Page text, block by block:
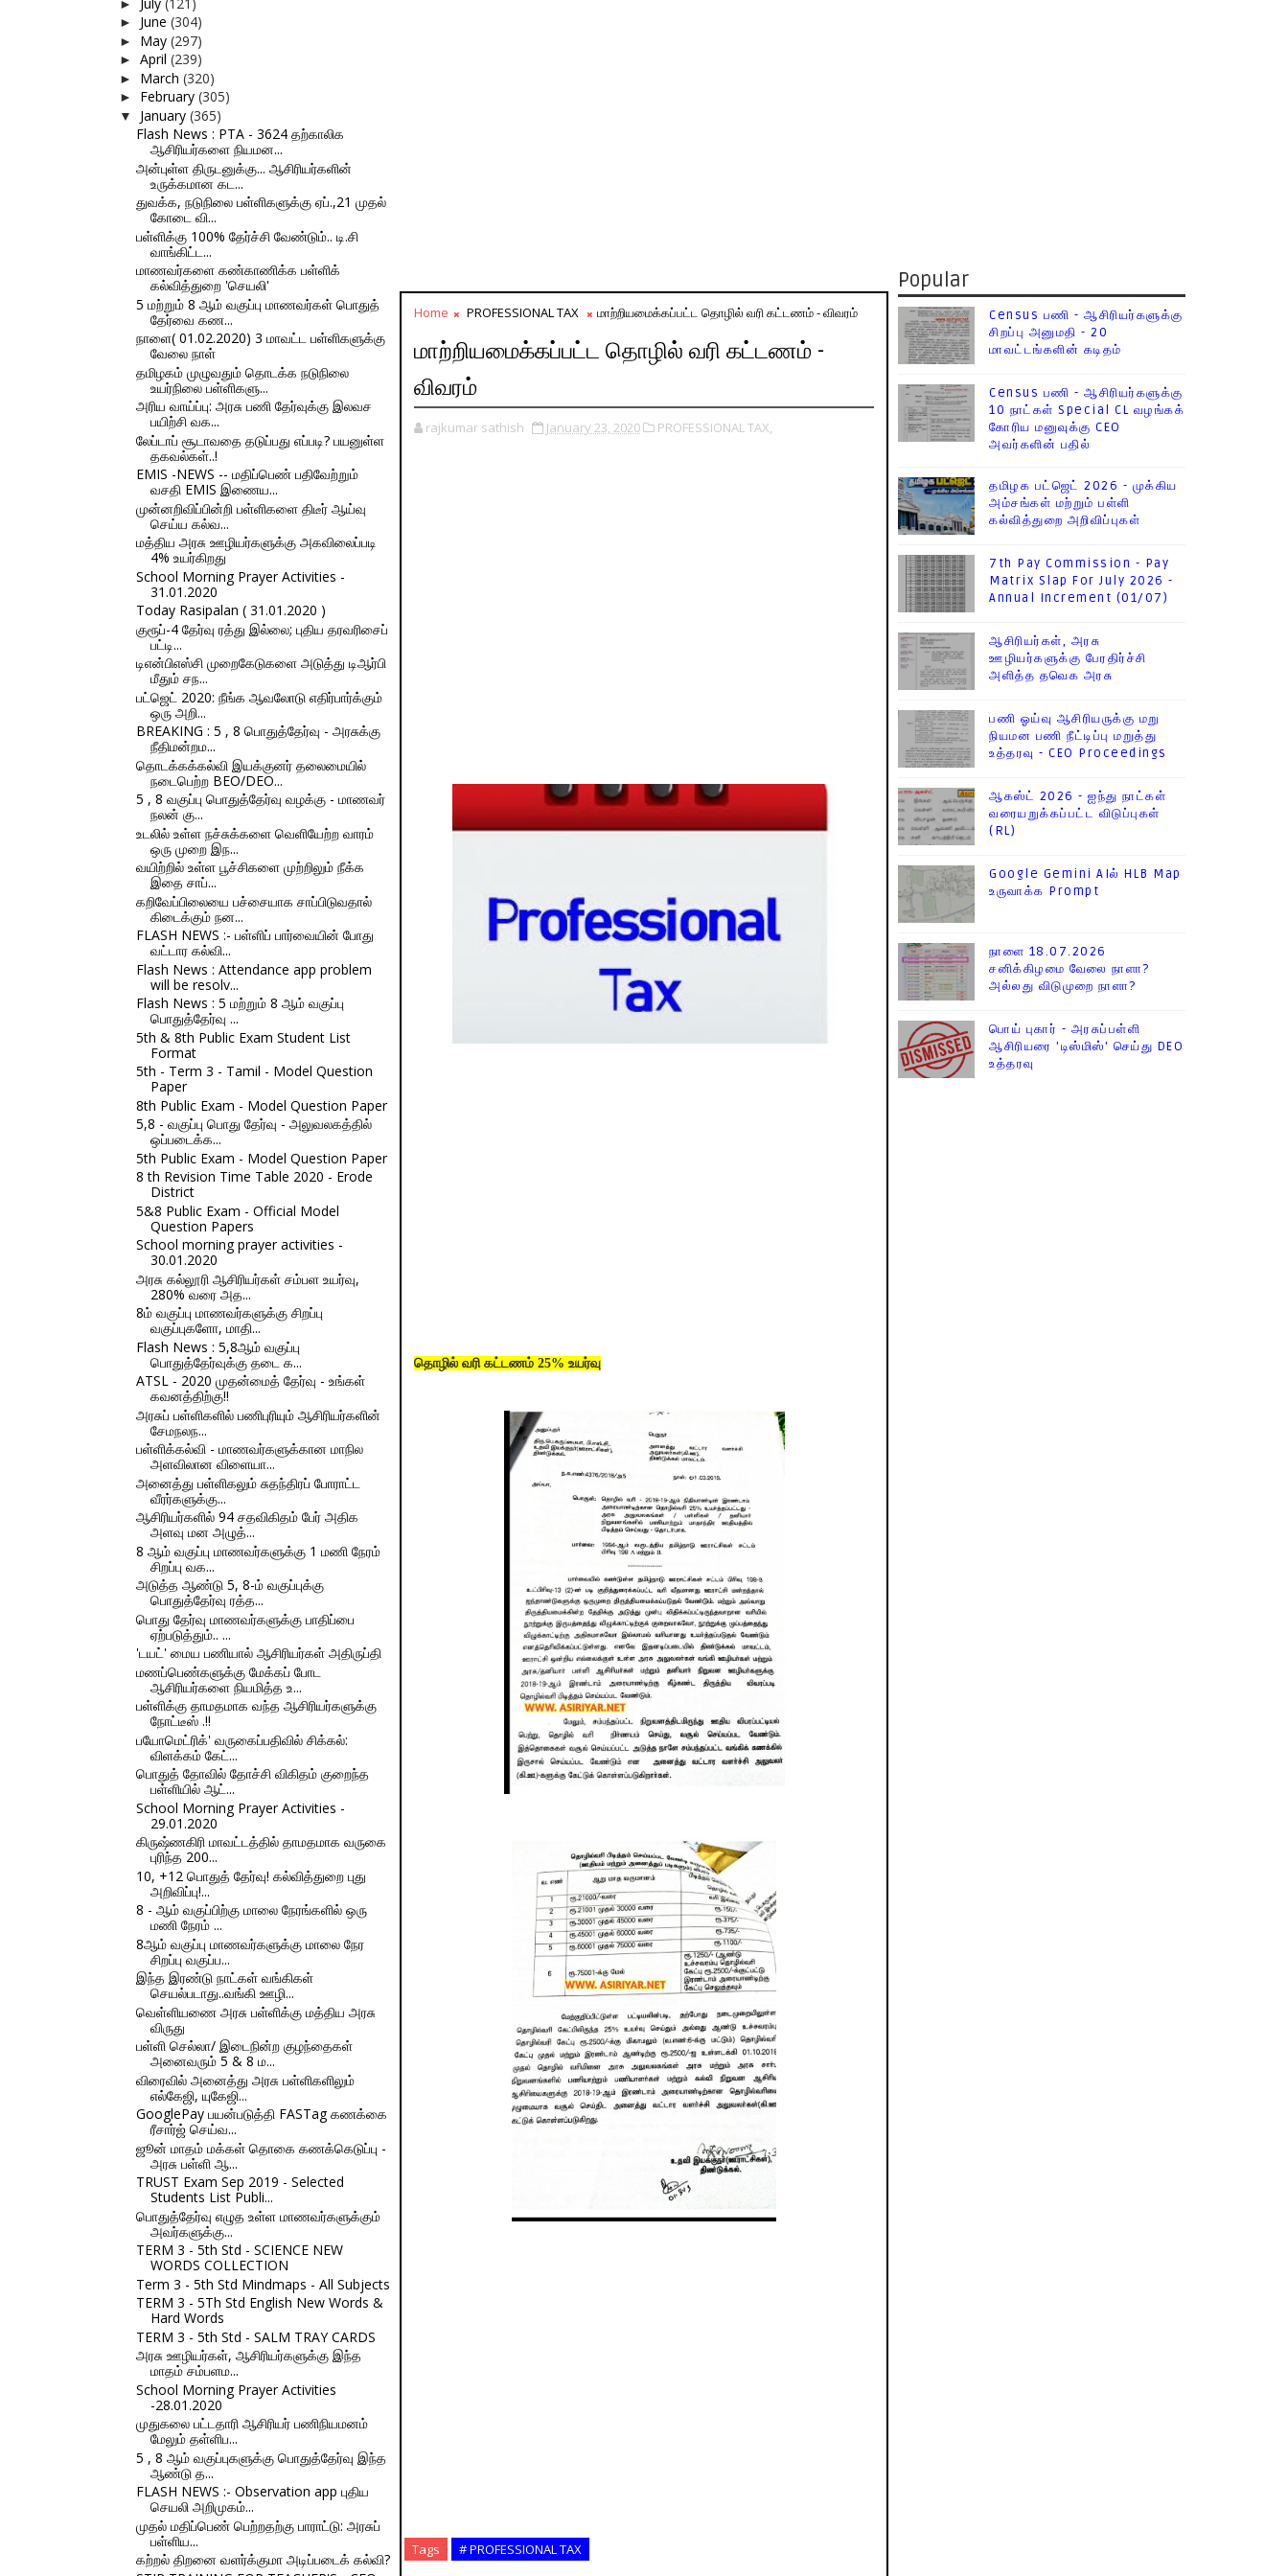
►
► June (304)
► May (297)
► April (239)
► March (320)
► February (305)
▼ January (365)
Flash News : PTA - 3624 தற்காலிக
ஆசிரியர்களை நியமன...
அன்புள்ள திருடனுக்கு... ஆசிரியர்களின்
உருக்கமான கட...
துவக்க, நடுநிலை பள்ளிகளுக்கு ஏப்.,21 முதல்
கோடை வி...
பள்ளிக்கு 100% தேர்ச்சி வேண்டும்.. டி.சி
வாங்கிட்ட...
மாணவர்களை கண்காணிக்க பள்ளிக்
கல்வித்துறை 'செயலி'
5 மற்றும் 8 ஆம் வகுப்பு மாணவர்கள் பொதுத்
தேர்வை கண...
நாளை( 01.02.2020) 3 மாவட்ட பள்ளிகளுக்கு
வேலை நாள்
தமிழகம் முழுவதும் தொடக்க நடுநிலை
உயர்நிலை பள்ளிகளு...
அரிய வாய்ப்பு: அரசு பணி தேர்வுக்கு இலவச
பயிற்சி வக...
லேப்டாப் சூடாவதை தடுப்பது எப்படி? பயனுள்ள
தகவல்கள்..!
EMIS -NEWS -- மதிப்பெண் பதிவேற்றும்
வசதி EMIS இணைய...
முன்னறிவிப்பின்றி பள்ளிகளை திடீர் ஆய்வு
செய்ய கல்வ...
மத்திய அரசு ஊழியர்களுக்கு அகவிலைப்படி
4% உயர்கிறது
School Morning Prayer Activities -
31.01.2020
Today Rasipalan ( 31.01.2020 )
குரூப்-4 தேர்வு ரத்து இல்லை; புதிய தரவரிசைப்
பட்டி...
டிஎன்பிஎஸ்சி முறைகேடுகளை அடுத்து டிஆர்பி
மீதும் சந...
பட்ஜெட் 2020: நீங்க ஆவலோடு எதிர்பார்க்கும்
ஒரு அறி...
BREAKING : 5 , 8 பொதுத்தேர்வு - அரசுக்கு
நீதிமன்றம...
தொடக்கக்கல்வி இயக்குனர் தலைமையில்
நடைபெற்ற BEO/DEO...
5 , 8 வகுப்பு பொதுத்தேர்வு வழக்கு - மாணவர்
நலன் கு...
உடலில் உள்ள நச்சுக்களை வெளியேற்ற வாரம்
ஒரு முறை இந...
வயிற்றில் உள்ள பூச்சிகளை முற்றிலும் நீக்க
இதை சாப்...
கறிவேப்பிலையை பச்சையாக சாப்பிடுவதால்
கிடைக்கும் நன...
FLASH NEWS :- பள்ளிப் பார்வையின் போது
வட்டார கல்வி...
Flash News : Attendance app problem
will be resolv...
Flash News : 5 மற்றும் 8 ஆம் வகுப்பு
பொதுத்தேர்வு ...
5th & 8th Public Exam Student List
Format
5th - Term 3 - Tamil - Model Question
Paper
8th Public Exam - Model Question Paper
5,8 - வகுப்பு பொது தேர்வு - அலுவலகத்தில்
ஒப்படைக்க...
5th Public Exam - Model Question Paper
8 th Revision Time Table 2020 - Erode
District
5&8 Public Exam - Official Model
Question Papers
School morning prayer activities -
30.01.2020
அரசு கல்லூரி ஆசிரியர்கள் சம்பள உயர்வு,
280% வரை அத...
8ம் வகுப்பு மாணவர்களுக்கு சிறப்பு
வகுப்புகளோ, மாதி...
Flash News : 5,8ஆம் வகுப்பு
பொதுத்தேர்வுக்கு தடை க...
ATSL - 2020 முதன்மைத் தேர்வு - உங்கள்
கவனத்திற்கு!!
அரசுப் பள்ளிகளில் பணிபுரியும் ஆசிரியர்களின்
சேமநலந...
பள்ளிக்கல்வி - மாணவர்களுக்கான மாநில
அளவிலான விளையா...
அனைத்து பள்ளிகலும் சுதந்திரப் போராட்ட
வீரர்களுக்கு...
ஆசிரியர்களில் 94 சதவிகிதம் பேர் அதிக
அளவு மன அழுத்...
8 ஆம் வகுப்பு மாணவர்களுக்கு 1 மணி நேரம்
சிறப்பு வக...
அடுத்த ஆண்டு 5, 8-ம் வகுப்புக்கு
பொதுத்தேர்வு ரத்த...
பொது தேர்வு மாணவர்களுக்கு பாதிப்பை
ஏற்படுத்தும்.. ...
'டயட்' மைய பணியால் ஆசிரியர்கள் அதிருப்தி
மணப்பெண்களுக்கு மேக்கப் போட
ஆசிரியர்களை நியமித்த உ...
பள்ளிக்கு தாமதமாக வந்த ஆசிரியர்களுக்கு
நோட்டீஸ் .!!
பயோமெட்ரிக்' வருகைப்பதிவில் சிக்கல்:
விளக்கம் கேட்...
பொதுத் தோவில் தோச்சி விகிதம் குறைந்த
பள்ளியில் ஆட்...
School Morning Prayer Activities -
29.01.2020
கிருஷ்ணகிரி மாவட்டத்தில் தாமதமாக வருகை
புரிந்த 200...
10, +12 பொதுத் தேர்வு! கல்வித்துறை புது
அறிவிப்பு!...
8 - ஆம் வகுப்பிற்கு மாலை நேரங்களில் ஒரு
மணி நேரம் ...
8ஆம் வகுப்பு மாணவர்களுக்கு மாலை நேர
சிறப்பு வகுப்ப...
இந்த இரண்டு நாட்கள் வங்கிகள்
செயல்படாது..வங்கி ஊழி...
வெள்ளியணை அரசு பள்ளிக்கு மத்திய அரசு
விருது
பள்ளி செல்லா/ இடைநின்ற குழந்தைகள்
அனைவரும் 5 & 8 ம...
விரைவில் அனைத்து அரசு பள்ளிகளிலும்
எல்கேஜி, யுகேஜி...
GooglePay பயன்படுத்தி FASTag கணக்கை
ரீசார்ஜ் செய்வ...
ஜூன் மாதம் மக்கள் தொகை கணக்கெடுப்பு -
அரசு பள்ளி ஆ...
TRUST Exam Sep 2019 - Selected
Students List Publi...
பொதுத்தேர்வு எழுத உள்ள மாணவர்களுக்கும்
அவர்களுக்கு...
TERM 3 - 5th Std - SCIENCE NEW
WORDS COLLECTION
Term 3 - 5th Std Mindmaps - All Subjects
TERM 3 - 5Th Std English New Words &
Hard Words
TERM 3 - 5th Std - SALM TRAY CARDS
அரசு ஊழியர்கள், ஆசிரியர்களுக்கு இந்த
மாதம் சம்பளம...
School Morning Prayer Activities
-28.01.2020
முதுகலை பட்டதாரி ஆசிரியர் பணிநியமனம்
மேலும் தள்ளிப...
5 , 8 ஆம் வகுப்புகளுக்கு பொதுத்தேர்வு இந்த
ஆண்டு த...
FLASH NEWS :- Observation app புதிய
செயலி அறிமுகம்...
முதல் மதிப்பெண் பெற்றதற்கு பாராட்டு: அரசுப்
பள்ளிய...
கற்றல் திறனை வளர்க்குமா அடிப்படைக் கல்வி?
Home PROFESSIONAL TAX மாற்றியமைக்கப்பட்ட தொழில் வரி கட்டணம் - விவரம்
மாற்றியமைக்கப்பட்ட தொழில் வரி கட்டணம் -
விவரம்
rajkumar sathish January 23, 2020 PROFESSIONAL TAX,
தொழில் வரி கட்டணம் 25% உயர்வு
Tags # PROFESSIONAL TAX
Popular
Census பணி - ஆசிரியர்களுக்கு
சிறப்பு அனுமதி - 20
மாவட்டங்களின் கடிதம்
Census பணி - ஆசிரியர்களுக்கு
10 நாட்கள் Special CL வழங்கக்
கோரிய மனுவுக்கு CEO
அவர்களின் பதில்
தமிழக பட்ஜெட் 2026 - முக்கிய
அம்சங்கள் மற்றும் பள்ளி
கல்வித்துறை அறிவிப்புகள்
7th Pay Commission - Pay
Matrix Slap For July 2026 -
Annual Increment (01/07)
ஆசிரியர்கள், அரசு
ஊழியர்களுக்கு பேரதிர்ச்சி
அளித்த தவெக அரசு
பணி ஓய்வு ஆசிரியருக்கு மறு
நியமன பணி நீட்டிப்பு மறுத்து
உத்தரவு - CEO Proceedings
ஆகஸ்ட் 2026 - ஐந்து நாட்கள்
வரையறுக்கப்பட்ட விடுப்புகள்
(RL)
Google Gemini AIல் HLB Map
உருவாக்க Prompt
நாளை 18.07.2026
சனிக்கிழமை வேலை நாளா?
அல்லது விடுமுறை நாளா?
பொய் புகார் - அரசுப்பள்ளி
ஆசிரியரை 'டிஸ்மிஸ்' செய்து DEO
உத்தரவு